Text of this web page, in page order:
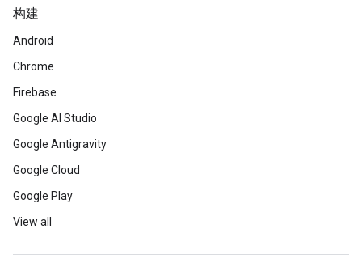
构建
Android
Chrome
Firebase
Google AI Studio
Google Antigravity
Google Cloud
Google Play
View all